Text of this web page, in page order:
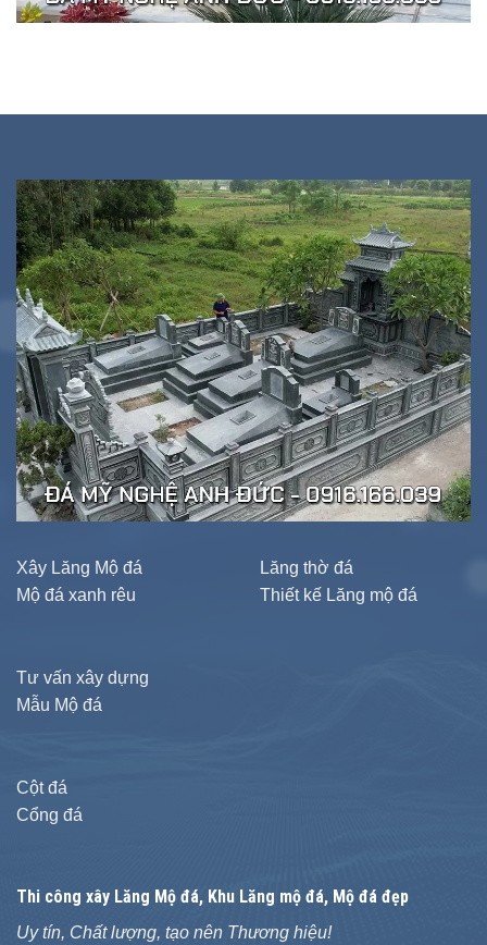
Xây Lăng Mộ đá
Mộ đá xanh rêu
Lăng thờ đá
Thiết kế Lăng mộ đá
Tư vấn xây dựng
Mẫu Mộ đá
Cột đá
Cổng đá
Thi công xây Lăng Mộ đá, Khu Lăng mộ đá, Mộ đá đẹp
Uy tín, Chất lượng, tạo nên Thương hiệu!